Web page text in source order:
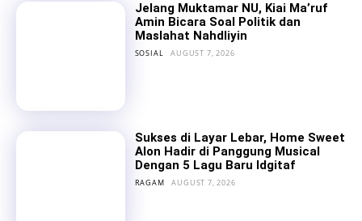
Jelang Muktamar NU, Kiai Ma’ruf
Amin Bicara Soal Politik dan
Maslahat Nahdliyin
SOSIAL AUGUST 7, 2026
Sukses di Layar Lebar, Home Sweet
Alon Hadir di Panggung Musical
Dengan 5 Lagu Baru Idgitaf
RAGAM AUGUST 7, 2026